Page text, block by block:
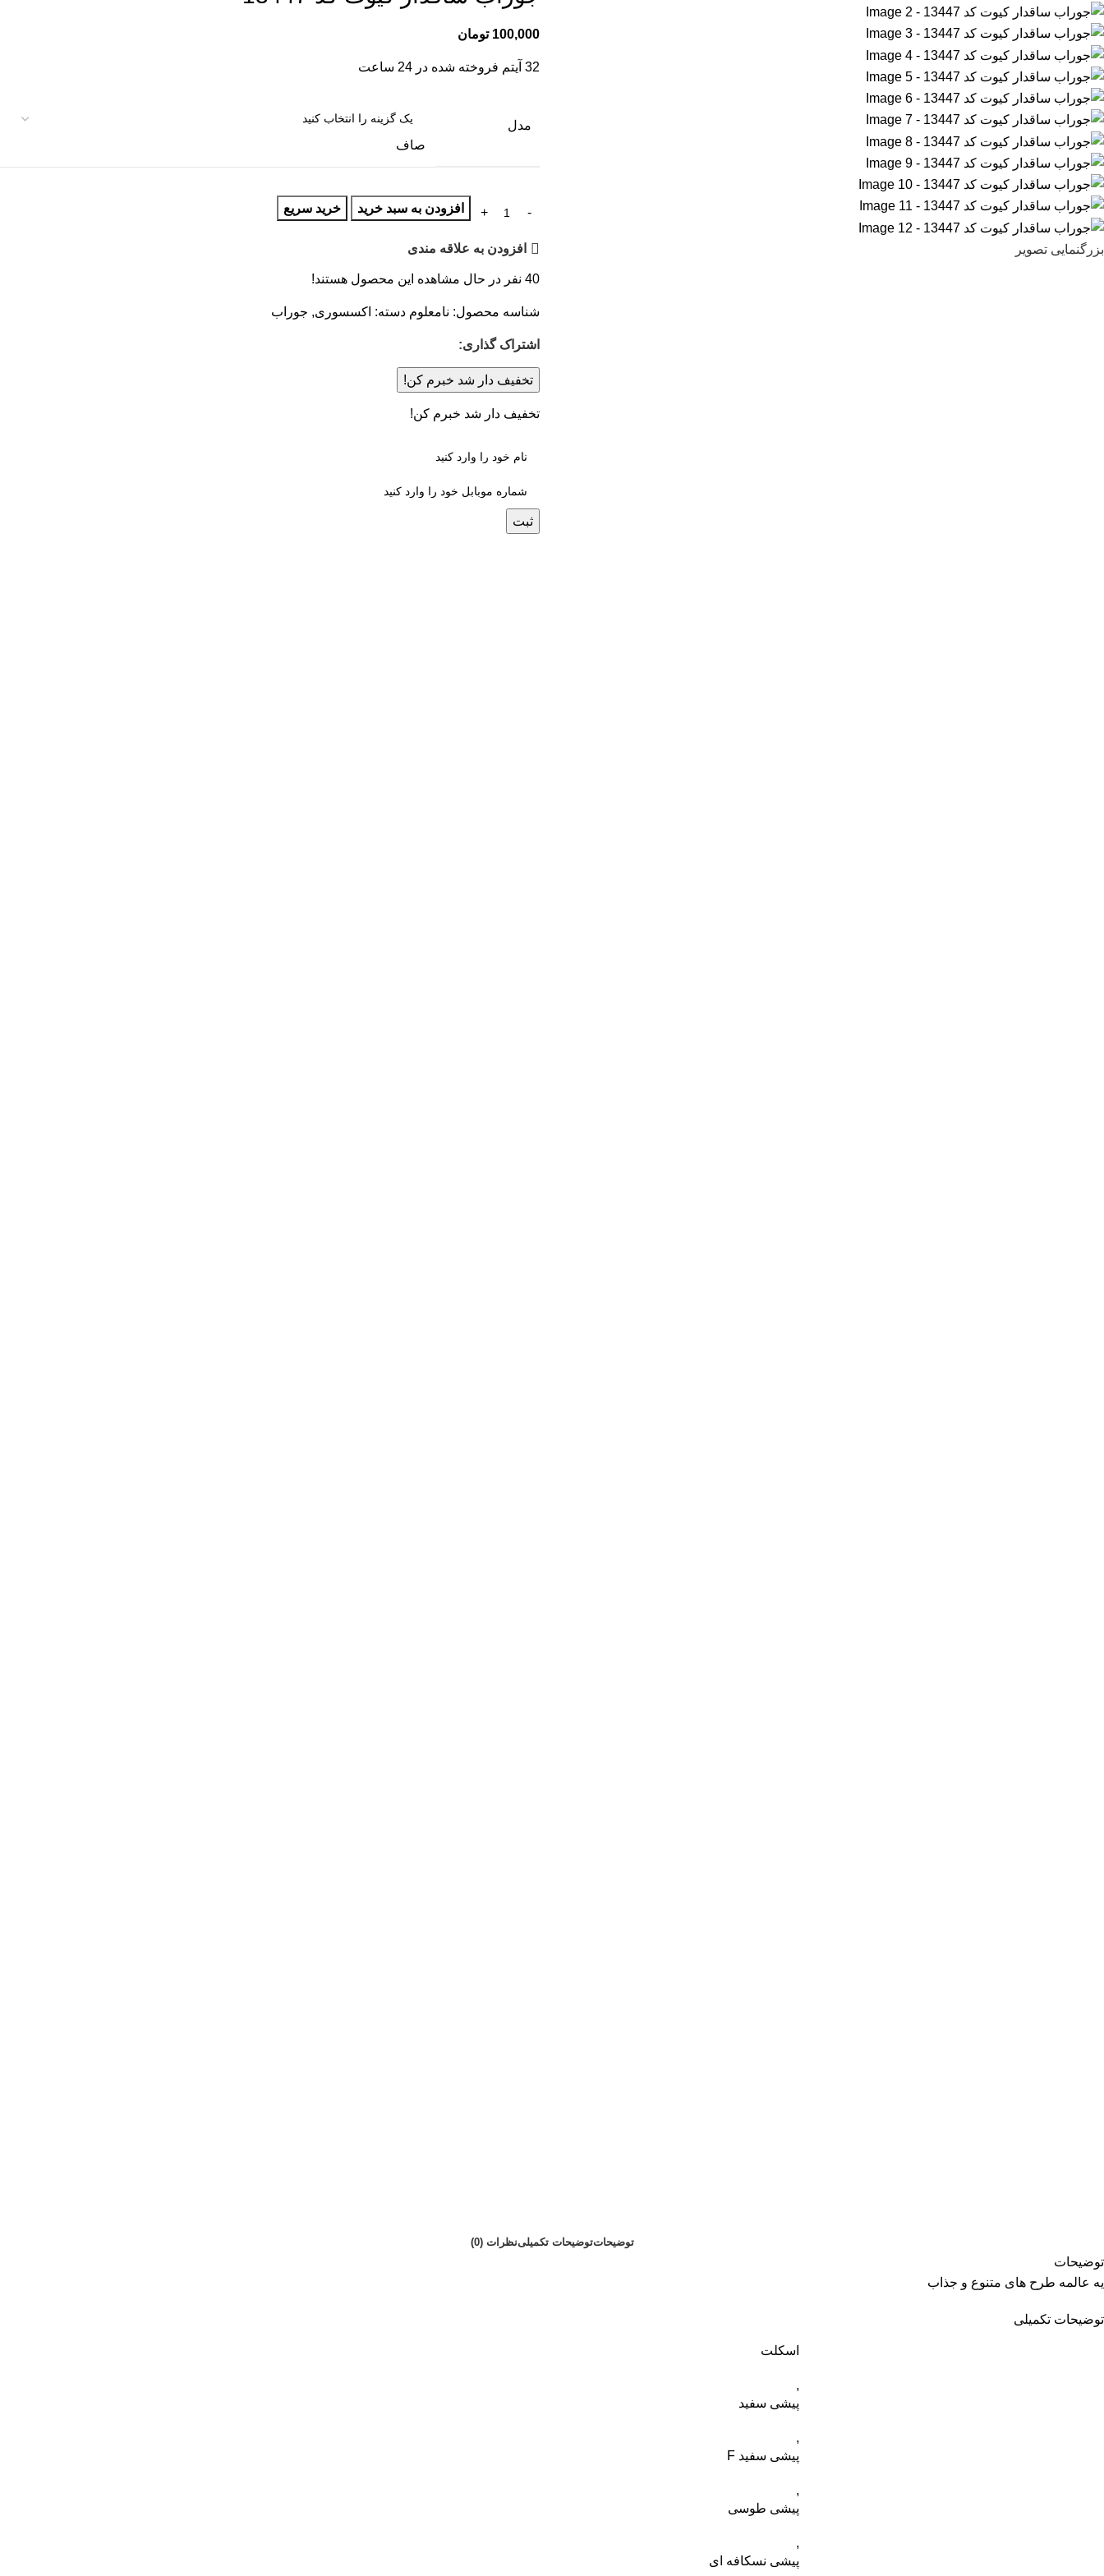
بزرگنمایی تصویر
100,000 تومان
32 آیتم فروخته شده در 24 ساعت
مدل
صاف
افزودن به سبد خرید خرید سریع
افزودن به علاقه مندی
40 نفر در حال مشاهده این محصول هستند!
شناسه محصول: نامعلوم دسته: اکسسوری, جوراب
اشتراک گذاری:
تخفیف دار شد خبرم کن!
تخفیف دار شد خبرم کن!
ثبت
توضیحاتتوضیحات تکمیلینظرات (0)
توضیحات
یه عالمه طرح های متنوع و جذاب
توضیحات تکمیلی
اسکلت
,
پیشی سفید
,
پیشی سفید F
,
پیشی طوسی
,
پیشی نسکافه ای